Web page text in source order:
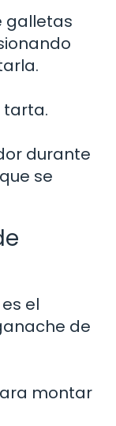
galletas
tarta.
durante
se
el
de
montar